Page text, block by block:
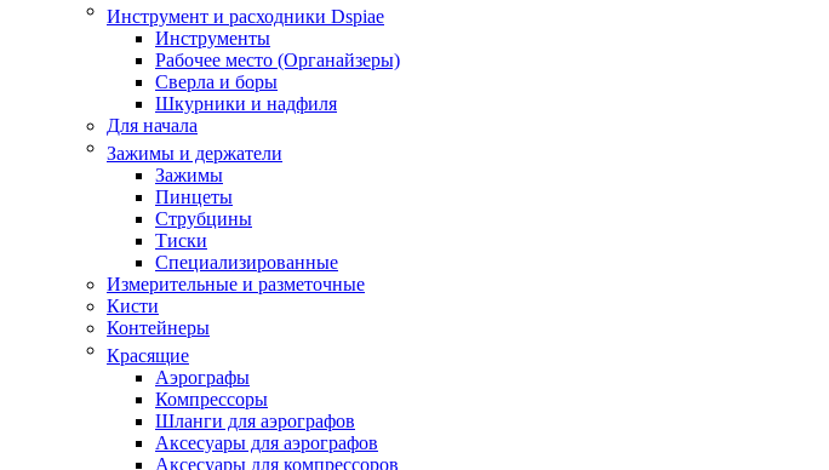
Инструмент и расходники Dspiae
Инструменты
Рабочее место (Органайзеры)
Сверла и боры
Шкурники и надфиля
Для начала
Зажимы и держатели
Зажимы
Пинцеты
Струбцины
Тиски
Специализированные
Измерительные и разметочные
Кисти
Контейнеры
Красящие
Аэрографы
Компрессоры
Шланги для аэрографов
Аксесуары для аэрографов
Аксесуары для компрессоров